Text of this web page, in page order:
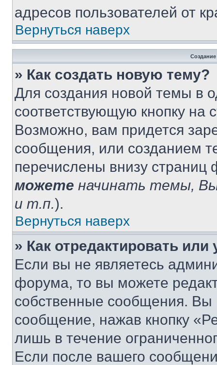
адресов пользователей от
Вернуться наверх
» Как создать новую тему?
Для создания новой темы в
соответствующую кнопку
Возможно, вам придется
сообщения, или созданием
перечислены внизу
можете начинать темы,
и т.п.).
Вернуться наверх
» Как отредактировать
Если вы не являетесь
форума, то вы можете
собственные сообщения. Вы
сообщение, нажав кнопку
лишь в течение
Если после вашего